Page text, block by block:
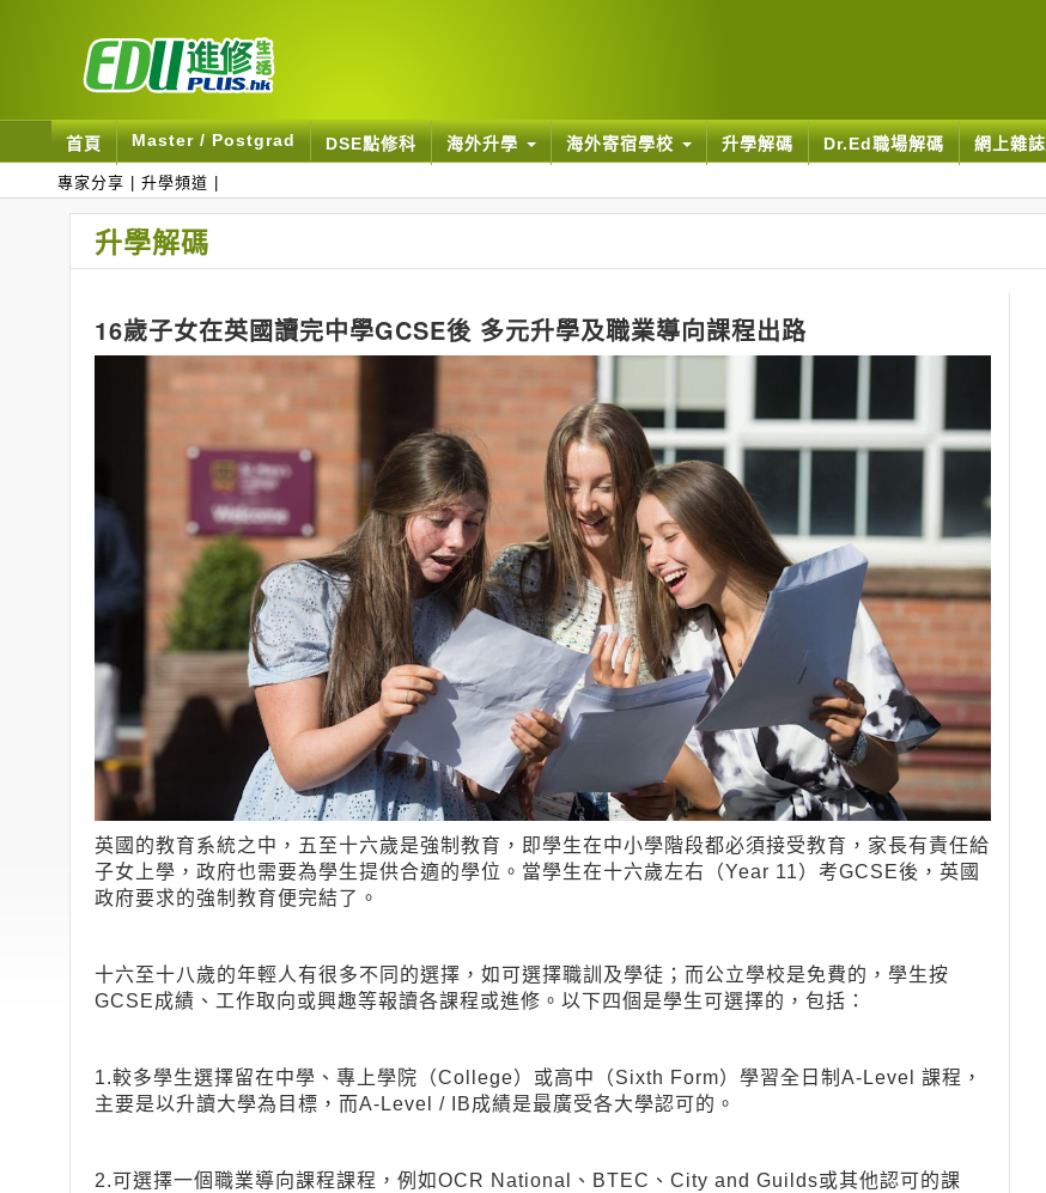
首頁 Master / Postgrad DSE點修科 海外升學 海外寄宿學校 升學解碼 Dr.Ed職場解碼 網上雜誌
專家分享 升學頻道
升學解碼
16歲子女在英國讀完中學GCSE後 多元升學及職業導向課程出路
英國的教育系統之中，五至十六歲是強制教育，即學生在中小學階段都必須接受教育，家長有責任給
子女上學，政府也需要為學生提供合適的學位。當學生在十六歲左右（Year 11）考GCSE後，英國
政府要求的強制教育便完結了。
十六至十八歲的年輕人有很多不同的選擇，如可選擇職訓及學徒；而公立學校是免費的，學生按
GCSE成績、工作取向或興趣等報讀各課程或進修。以下四個是學生可選擇的，包括：
1.較多學生選擇留在中學、專上學院（College）或高中（Sixth Form）學習全日制A-Level 課程，
主要是以升讀大學為目標，而A-Level / IB成績是最廣受各大學認可的。
2.可選擇一個職業導向課程課程，例如OCR National、BTEC、City and Guilds或其他認可的課